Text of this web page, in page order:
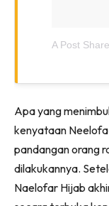
Apa yang
kenyataan
pandangan orang
dilakukannya.
Naelofar Hijab